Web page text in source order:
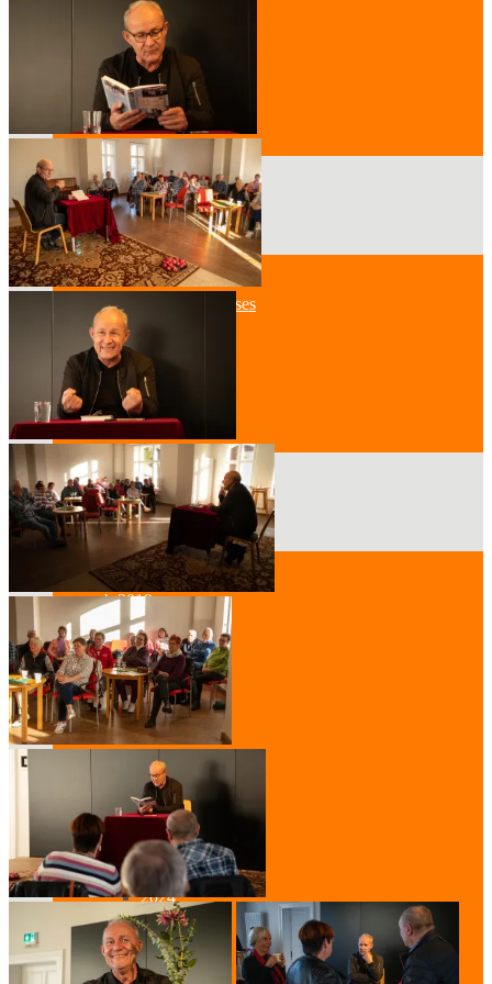
Der Vorstand
Mitglied werden
Standort
Geschichte des Hauses
Raumpläne
Archiv
ab 2019
2026
2025
2024